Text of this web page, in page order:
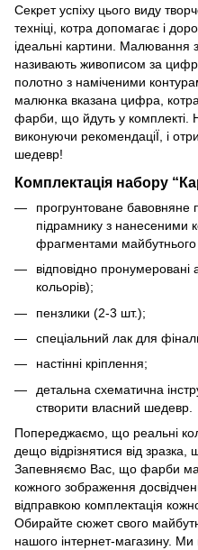
Секрет успіху цього виду
техніці, котра допомагає і
ідеальні картини.
називають живописом за
полотно з наміченими
малюнка вказана цифра,
фарби, що йдуть у комплекті.
виконуючи рекомендаціЇ, і
шедевр!
Комплектація набору
прогрунтоване
підрамнику з нанесеними
фрагментами
відповідно
кольорів);
пензлики (2-3 шт.);
спеціальний лак для
настінні кріплення;
детальна схематична
створити власний шедевр.
Попереджаємо, що реальні
дещо відрізнятися від зразка,
Запевняємо Вас, що фарби
кожного зображення
відправкою комплектація
Обирайте сюжет свого
нашого інтернет-магазину.